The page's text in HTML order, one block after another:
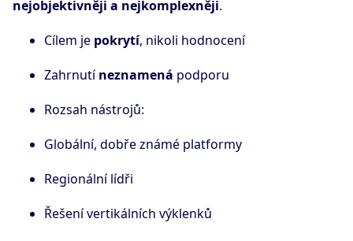
nejobjektivněji a nejkomplexněji.
Cílem je pokrytí, nikoli hodnocení
Zahrnutíneznamená podporu
Rozsah nástrojů:
Globální, dobře známé platformy
Regionální lídři
Řešení vertikálních výklenků